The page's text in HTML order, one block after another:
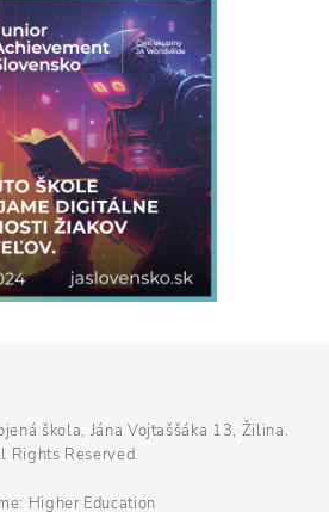
škola, Jána Vojtaššáka 13, Žilina.
Rights Reserved.
Higher Education